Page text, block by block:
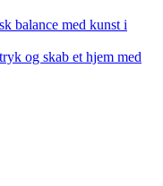
balance med kunst i
og skab et hjem med